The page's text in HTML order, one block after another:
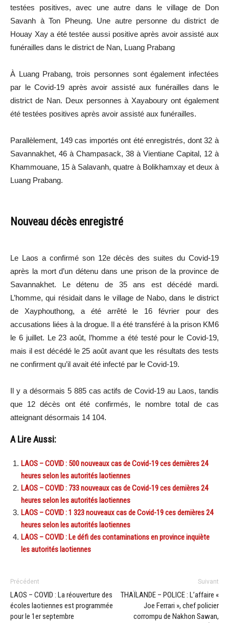
testées positives, avec une autre dans le village de Don
Savanh à Ton Pheung. Une autre personne du district de
Houay Xay a été testée aussi positive après avoir assisté aux
funérailles dans le district de Nan, Luang Prabang
À Luang Prabang, trois personnes sont également infectées
par le Covid-19 après avoir assisté aux funérailles dans le
district de Nan. Deux personnes à Xayaboury ont également
été testées positives après avoir assisté aux funérailles.
Parallèlement, 149 cas importés ont été enregistrés, dont 32 à
Savannakhet, 46 à Champasack, 38 à Vientiane Capital, 12 à
Khammouane, 15 à Salavanh, quatre à Bolikhamxay et deux à
Luang Prabang.
Nouveau décès enregistré
Le Laos a confirmé son 12e décès des suites du Covid-19
après la mort d’un détenu dans une prison de la province de
Savannakhet. Le détenu de 35 ans est décédé mardi.
L’homme, qui résidait dans le village de Nabo, dans le district
de Xayphouthong, a été arrêté le 16 février pour des
accusations liées à la drogue. Il a été transféré à la prison KM6
le 6 juillet. Le 23 août, l’homme a été testé pour le Covid-19,
mais il est décédé le 25 août avant que les résultats des tests
ne confirment qu’il avait été infecté par le Covid-19.
Il y a désormais 5 885 cas actifs de Covid-19 au Laos, tandis
que 12 décès ont été confirmés, le nombre total de cas
atteignant désormais 14 104.
A Lire Aussi:
LAOS – COVID : 500 nouveaux cas de Covid-19 ces dernières 24
heures selon les autorités laotiennes
LAOS – COVID : 733 nouveaux cas de Covid-19 ces dernières 24
heures selon les autorités laotiennes
LAOS – COVID : 1 323 nouveaux cas de Covid-19 ces dernières 24
heures selon les autorités laotiennes
LAOS – COVID : Le défi des contaminations en province inquiète
les autorités laotiennes
Précédent
LAOS – COVID : La réouverture des
écoles laotiennes est programmée
pour le 1er septembre
Suivant
THAÏLANDE – POLICE : L’affaire «
Joe Ferrari », chef policier
corrompu de Nakhon Sawan,